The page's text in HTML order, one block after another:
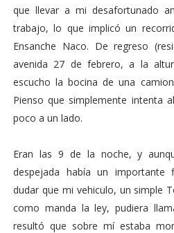
que llevar a mi desafortunado
trabajo, lo que implicó un
Ensanche Naco. De regreso
avenida 27 de febrero, a la
escucho la bocina de una
Pienso que simplemente intenta
poco a un lado.
Eran las 9 de la noche, y
despejada había un importante
dudar que mi vehiculo, un simple
como manda la ley, pudiera
resultó que sobre mí estaba